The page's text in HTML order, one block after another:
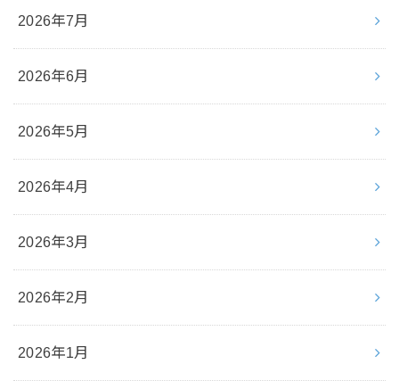
2026年7月
2026年6月
2026年5月
2026年4月
2026年3月
2026年2月
2026年1月